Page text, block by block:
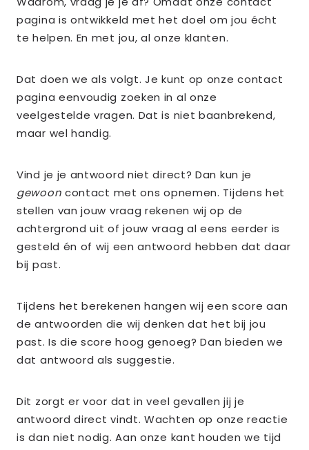
pagina is ontwikkeld met het doel om jou écht
te helpen. En met jou, al onze klanten.
Dat doen we als volgt. Je kunt op onze contact
pagina eenvoudig zoeken in al onze
veelgestelde vragen. Dat is niet baanbrekend,
maar wel handig.
Vind je je antwoord niet direct? Dan kun je
gewoon contact met ons opnemen. Tijdens het
stellen van jouw vraag rekenen wij op de
achtergrond uit of jouw vraag al eens eerder is
gesteld én of wij een antwoord hebben dat daar
bij past.
Tijdens het berekenen hangen wij een score aan
de antwoorden die wij denken dat het bij jou
past. Is die score hoog genoeg? Dan bieden we
dat antwoord als suggestie.
Dit zorgt er voor dat in veel gevallen jij je
antwoord direct vindt. Wachten op onze reactie
is dan niet nodig. Aan onze kant houden we tijd